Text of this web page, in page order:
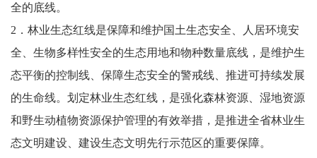
全的底线。
2．林业生态红线是保障和维护国土生态安全、人居环境安
全、生物多样性安全的生态用地和物种数量底线，是维护生
态平衡的控制线、保障生态安全的警戒线、推进可持续发展
的生命线。划定林业生态红线，是强化森林资源、湿地资源
和野生动植物资源保护管理的有效举措，是推进全省林业生
态文明建设、建设生态文明先行示范区的重要保障。